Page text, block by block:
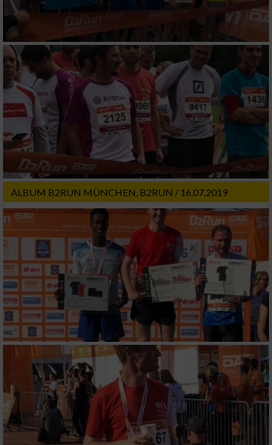
ALBUM B2RUN MÜNCHEN, B2RUN / 16.07.2019
Verwendung genauer Standortdaten
Geräte anhand von aktiv angeforderten
Informationen identifizieren
Nicht-IAB-Verarbeitungszwecke:
Notwendig
Performance
Funktional
Werbung